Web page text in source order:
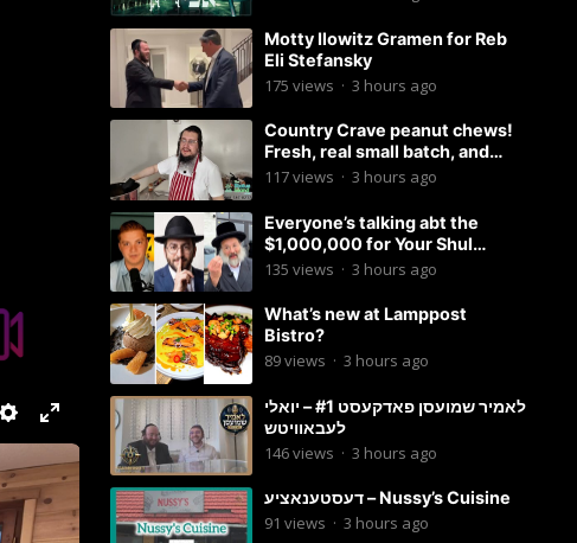
Motty Ilowitz Gramen for Reb
Eli Stefansky
175 views · 3 hours ago
Country Crave peanut chews!
Fresh, real small batch, and
soft! – Status Island
117views · 3 hours ago
Everyone’s talking abt the
$1,000,000 for Your Shul
Tosfos Yom Tov “No Talking by
135 views · 3 hours ago
What’s new at Lamppost
Bistro?
89views · 3 hours ago
לאמיר שמועסן פאדקעסט #1 – יואלי
לעבאוויטש
146views · 3 hours ago
דעסטענאציע – Nussy’s Cuisine
91 views · 3 hours ago